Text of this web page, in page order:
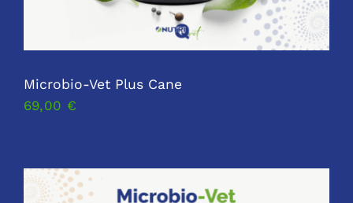
Microbio-Vet Plus Cane
69,00 €